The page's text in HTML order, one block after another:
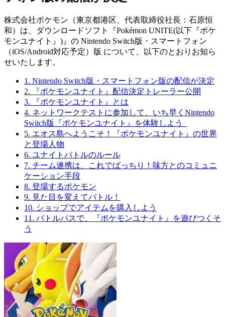
株式会社ポケモン（東京都港区、代表取締役社長：石原恒
和）は、ダウンロードソフト『Pokémon UNITE(以下『ポケ
モンユナイト』)』の Nintendo Switch版・スマートフォン
（iOS/Android対応予定）版 について、以下のとおりお知ら
せいたします。
1. Nintendo Switch版・スマートフォン版の配信が決定
2. 『ポケモンユナイト』配信決定トレーラー公開
3. 『ポケモンユナイト』とは
4. ネットワークテストに参加して、いち早くNintendo
Switch版『ポケモンユナイト』を体験しよう
5. エオス島へようこそ！『ポケモンユナイト』の世界
と登場人物
6. ユナイトバトルのルール
7. チーム連携は、これでばっちり！味方とのコミュニ
ケーション手段
8. 登場するポケモン
9. 見た目を変えてバトル！
10. ショップでアイテムを購入しよう
11. バトルパスで、『ポケモンユナイト』を遊びつくそ
う